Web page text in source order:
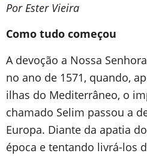
Por Ester Vieira
Como tudo começou
A devoção a Nossa
no ano de 1571, quando,
ilhas do Mediterrâneo, o
chamado Selim passou a
Europa. Diante da apatia
época e tentando livrá-los